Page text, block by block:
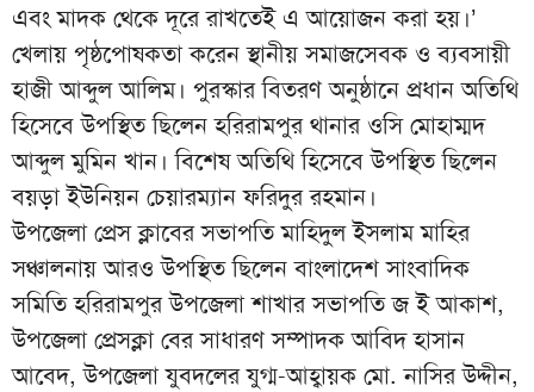
এবং মাদক থেকে দূরে রাখতেই এ আয়োজন করা হয়।’
খেলায় পৃষ্ঠপোষকতা করেন স্থানীয় সমাজসেবক ও ব্যবসায়ী
হাজী আব্দুল আলিম। পুরস্কার বিতরণ অনুষ্ঠানে প্রধান অতিথি
হিসেবে উপস্থিত ছিলেন হরিরামপুর থানার ওসি মোহাম্মদ
আব্দুল মুমিন খান। বিশেষ অতিথি হিসেবে উপস্থিত ছিলেন
বয়ড়া ইউনিয়ন চেয়ারম্যান ফরিদুর রহমান।
উপজেলা প্রেস ক্লাবের সভাপতি মাহিদুল ইসলাম মাহির
সঞ্চালনায় আরও উপস্থিত ছিলেন বাংলাদেশ সাংবাদিক
সমিতি হরিরামপুর উপজেলা শাখার সভাপতি জ ই আকাশ,
উপজেলা প্রেসক্লা বের সাধারণ সম্পাদক আবিদ হাসান
আবেদ, উপজেলা যুবদলের যুগ্ম-আহ্বায়ক মো. নাসির উদ্দীন,